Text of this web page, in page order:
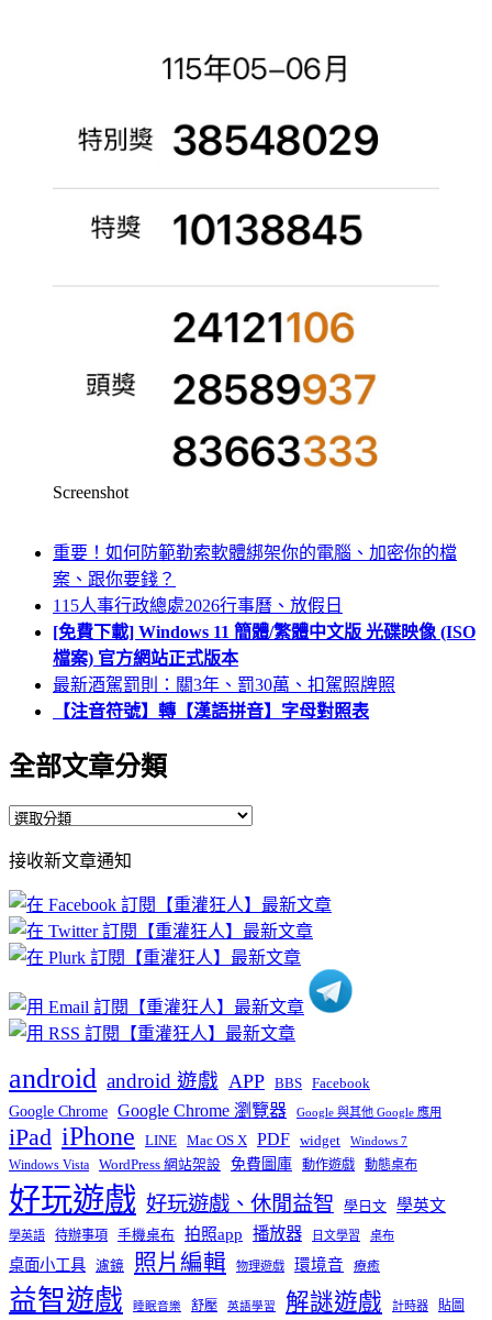
Screenshot
重要！如何防範勒索軟體綁架你的電腦、加密你的檔
案、跟你要錢？
115人事行政總處2026行事曆、放假日
[免費下載] Windows 11 簡體/繁體中文版 光碟映像 (ISO
檔案) 官方網站正式版本
最新酒駕罰則：關3年、罰30萬、扣駕照牌照
【注音符號】轉【漢語拼音】字母對照表
全部文章分類
全
文
章
分
類
接收新文章通知
android android 遊戲 APP BBS Facebook
Google Chrome Google Chrome 瀏覽器 Google 與其他 Google 應用
iPad iPhone LINE Mac OS X PDF widget Windows 7
Windows Vista WordPress 網站架設 免費圖庫 動作遊戲 動態桌布
好玩遊戲 好玩遊戲、休閒益智 學日文 學英文
學英語 待辦事項 手機桌布 拍照app 播放器 日文學習 桌布
桌面小工具 濾鏡 照片編輯 物理遊戲 環境音 療癒
益智遊戲 睡眠音樂 舒壓 英語學習 解謎遊戲 計時器 貼圖